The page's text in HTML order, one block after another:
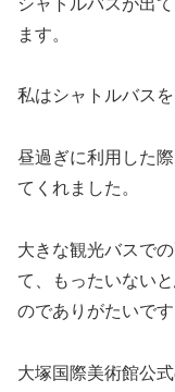
ます。
私はシャトルバス
昼過ぎに利用した際
てくれました。
大きな観光バスで
て、もったいない
のでありがたいです
大塚国際美術館公